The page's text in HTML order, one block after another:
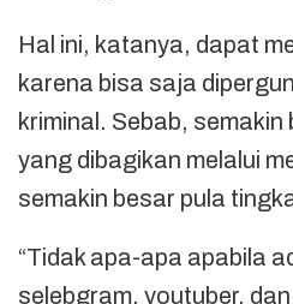
Hal ini, katanya, dapat
karena bisa saja
kriminal. Sebab,
yang dibagikan melalui
semakin besar pula
“Tidak apa-apa apabila
selebgram, youtuber,